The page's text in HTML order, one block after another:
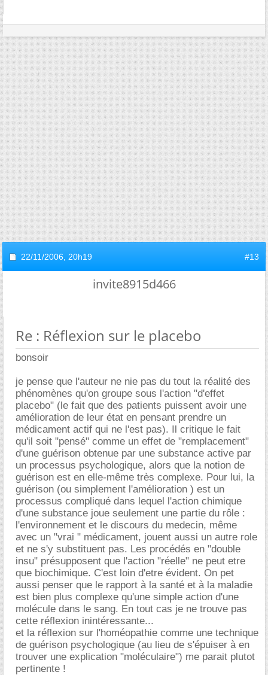
22/11/2006, 20h19 #13
invite8915d466
Re : Réflexion sur le placebo
bonsoir
je pense que l'auteur ne nie pas du tout la réalité des
phénomènes qu'on groupe sous l'action "d'effet
placebo" (le fait que des patients puissent avoir une
amélioration de leur état en pensant prendre un
médicament actif qui ne l'est pas). Il critique le fait
qu'il soit "pensé" comme un effet de "remplacement"
d'une guérison obtenue par une substance active par
un processus psychologique, alors que la notion de
guérison est en elle-même très complexe. Pour lui, la
guérison (ou simplement l'amélioration ) est un
processus compliqué dans lequel l'action chimique
d'une substance joue seulement une partie du rôle :
l'environnement et le discours du medecin, même
avec un "vrai " médicament, jouent aussi un autre role
et ne s'y substituent pas. Les procédés en "double
insu" présupposent que l'action "réelle" ne peut etre
que biochimique. C'est loin d'etre évident. On pet
aussi penser que le rapport à la santé et à la maladie
est bien plus complexe qu'une simple action d'une
molécule dans le sang. En tout cas je ne trouve pas
cette réflexion inintéressante...
et la réflexion sur l'homéopathie comme une technique
de guérison psychologique (au lieu de s'épuiser à en
trouver une explication "moléculaire") me parait plutot
pertinente !